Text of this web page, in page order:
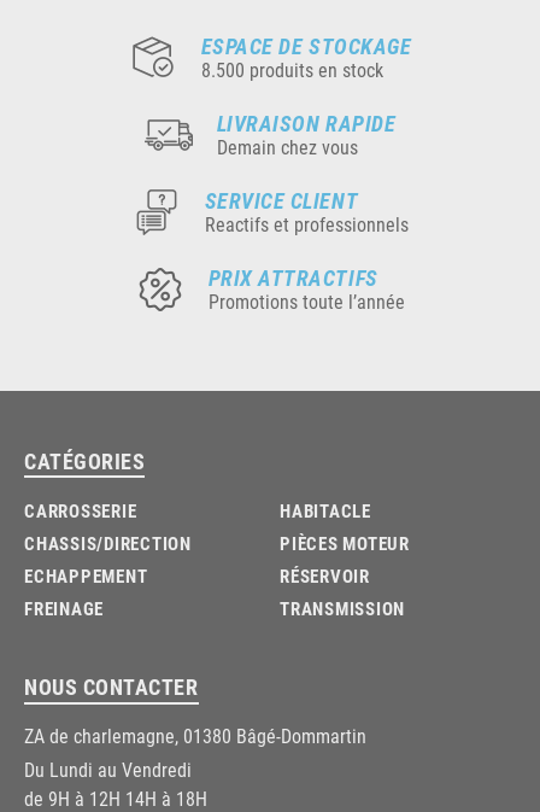
ESPACE DE STOCKAGE
8.500 produits en stock
LIVRAISON RAPIDE
Demain chez vous
SERVICE CLIENT
Reactifs et professionnels
PRIX ATTRACTIFS
Promotions toute l’année
CATÉGORIES
CARROSSERIE
CHASSIS/DIRECTION
ECHAPPEMENT
FREINAGE
HABITACLE
PIÈCES MOTEUR
RÉSERVOIR
TRANSMISSION
NOUS CONTACTER
ZA de charlemagne, 01380 Bâgé-Dommartin
Du Lundi au Vendredi
de 9H à 12H 14H à 18H